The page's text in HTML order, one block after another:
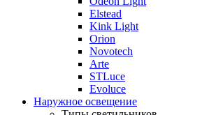
Elstead
Kink Light
Orion
Novotech
Arte
STLuce
Evoluce
Наружное освещение